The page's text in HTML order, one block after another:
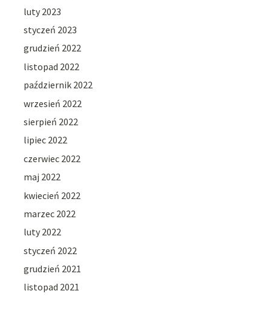
luty 2023
styczeń 2023
grudzień 2022
listopad 2022
październik 2022
wrzesień 2022
sierpień 2022
lipiec 2022
czerwiec 2022
maj 2022
kwiecień 2022
marzec 2022
luty 2022
styczeń 2022
grudzień 2021
listopad 2021